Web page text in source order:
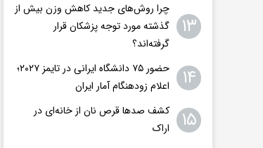
۱۳
چرا روش‌های جدید کاهش وزن بیش از
گذشته مورد توجه پزشکان قرار
گرفته‌اند؟
۱۴
حضور ۷۵ دانشگاه ایرانی در تایمز ۲۰۲۷؛
اعلام زودهنگام آمار ایران
۱۵
کشف صدها قرص نان از خانه‌ای در
اراک